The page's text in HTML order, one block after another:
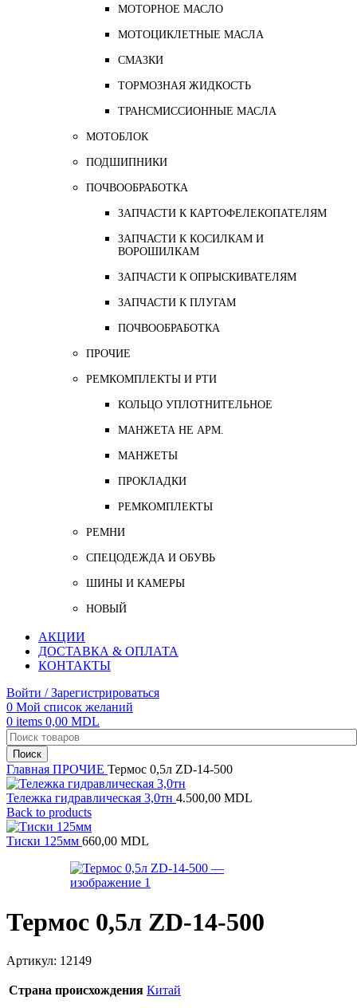
МОТОРНОЕ МАСЛО
МОТОЦИКЛЕТНЫЕ МАСЛА
СМАЗКИ
ТОРМОЗНАЯ ЖИДКОСТЬ
ТРАНСМИССИОННЫЕ МАСЛА
МОТОБЛОК
ПОДШИПНИКИ
ПОЧВООБРАБОТКА
ЗАПЧАСТИ К КАРТОФЕЛЕКОПАТЕЛЯМ
ЗАПЧАСТИ К КОСИЛКАМ И
ВОРОШИЛКАМ
ЗАПЧАСТИ К ОПРЫСКИВАТЕЛЯМ
ЗАПЧАСТИ К ПЛУГАМ
ПОЧВООБРАБОТКА
ПРОЧИЕ
РЕМКОМПЛЕКТЫ И РТИ
КОЛЬЦО УПЛОТНИТЕЛЬНОЕ
МАНЖЕТА НЕ АРМ.
МАНЖЕТЫ
ПРОКЛАДКИ
РЕМКОМПЛЕКТЫ
РЕМНИ
СПЕЦОДЕЖДА И ОБУВЬ
ШИНЫ И КАМЕРЫ
НОВЫЙ
АКЦИИ
ДОСТАВКА & ОПЛАТА
КОНТАКТЫ
Войти / Зарегистрироваться
0 Мой список желаний
0 items 0,00 MDL
Поиск
Главная ПРОЧИЕ Термос 0,5л ZD-14-500
Тележка гидравлическая 3,0тн 4.500,00 MDL
Back to products
Тиски 125мм 660,00 MDL
Термос 0,5л ZD-14-500
Артикул: 12149
Страна происхождения Китай